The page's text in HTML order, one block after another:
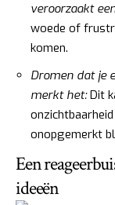
veroorzaakt
woede of
komen.
Dromen dat je
merkt het:Dit
onopgemerkt
Een
ideeën